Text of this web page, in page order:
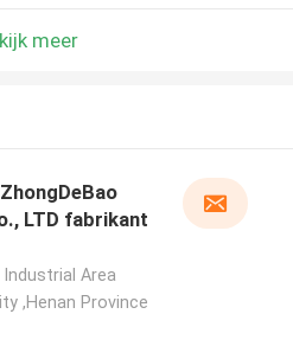
meer
LTD fabrikant
Industrial Area
,Henan Province